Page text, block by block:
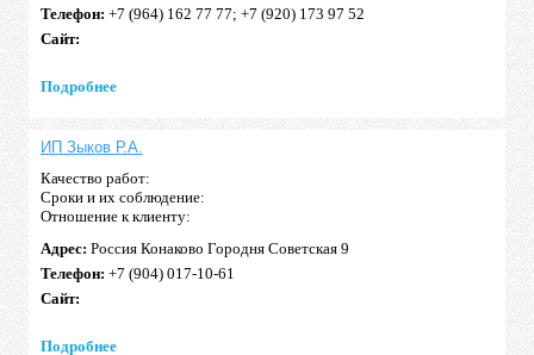
Телефон: +7 (964) 162 77 77; +7 (920) 173 97 52
Сайт:
Подробнее
ИП Зыков Р.А.
Качество работ:
Сроки и их соблюдение:
Отношение к клиенту:
Адрес: Россия Конаково Городня Советская 9
Телефон: +7 (904) 017-10-61
Сайт:
Подробнее